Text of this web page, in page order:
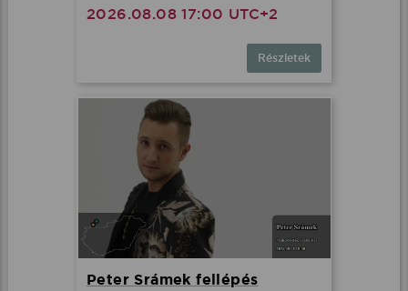
2026.08.08 17:00 UTC+2
Részletek
Peter Srámek fellépés